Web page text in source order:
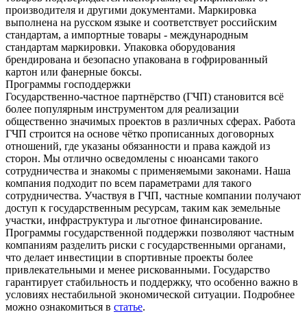
производителя и другими документами. Маркировка
выполнена на русском языке и соответствует российским
стандартам, а импортные товары - международным
стандартам маркировки. Упаковка оборудования
брендирована и безопасно упакована в гофрированный
картон или фанерные боксы.
Программы господдержки
Государственно-частное партнёрство (ГЧП) становится всё
более популярным инструментом для реализации
общественно значимых проектов в различных сферах. Работа
ГЧП строится на основе чётко прописанных договорных
отношений, где указаны обязанности и права каждой из
сторон. Мы отлично осведомлены с нюансами такого
сотрудничества и знакомы с применяемыми законами. Наша
компания подходит по всем параметрами для такого
сотрудничества. Участвуя в ГЧП, частные компании получают
доступ к государственным ресурсам, таким как земельные
участки, инфраструктура и льготное финансирование.
Программы государственной поддержки позволяют частным
компаниям разделить риски с государственными органами,
что делает инвестиции в спортивные проекты более
привлекательными и менее рискованными. Государство
гарантирует стабильность и поддержку, что особенно важно в
условиях нестабильной экономической ситуации. Подробнее
можно ознакомиться в статье.